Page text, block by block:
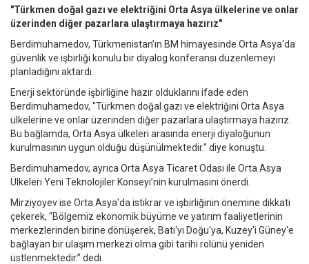
"Türkmen doğal gazı ve elektriğini Orta Asya ülkelerine ve onlar
üzerinden diğer pazarlara ulaştırmaya hazırız"
Berdimuhamedov, Türkmenistan’ın BM himayesinde Orta Asya'da
güvenlik ve işbirliği konulu bir diyalog konferansı düzenlemeyi
planladığını aktardı.
Enerji sektöründe işbirliğine hazır olduklarını ifade eden
Berdimuhamedov, "Türkmen doğal gazı ve elektriğini Orta Asya
ülkelerine ve onlar üzerinden diğer pazarlara ulaştırmaya hazırız.
Bu bağlamda, Orta Asya ülkeleri arasında enerji diyaloğunun
kurulmasının uygun olduğu düşünülmektedir." diye konuştu.
Berdimuhamedov, ayrıca Orta Asya Ticaret Odası ile Orta Asya
Ülkeleri Yeni Teknolojiler Konseyi’nin kurulmasını önerdi.
Mirziyoyev ise Orta Asya'da istikrar ve işbirliğinin önemine dikkati
çekerek, "Bölgemiz ekonomik büyüme ve yatırım faaliyetlerinin
merkezlerinden birine dönüşerek, Batı'yı Doğu'ya, Kuzey'i Güney'e
bağlayan bir ulaşım merkezi olma gibi tarihi rolünü yeniden
üstlenmektedir.” dedi.